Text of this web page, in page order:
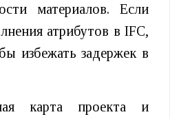
материалов. Если
атрибутов в IFC,
избежать задержек в
карта проекта и